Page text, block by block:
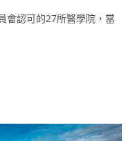
會認可的27所醫學院，當